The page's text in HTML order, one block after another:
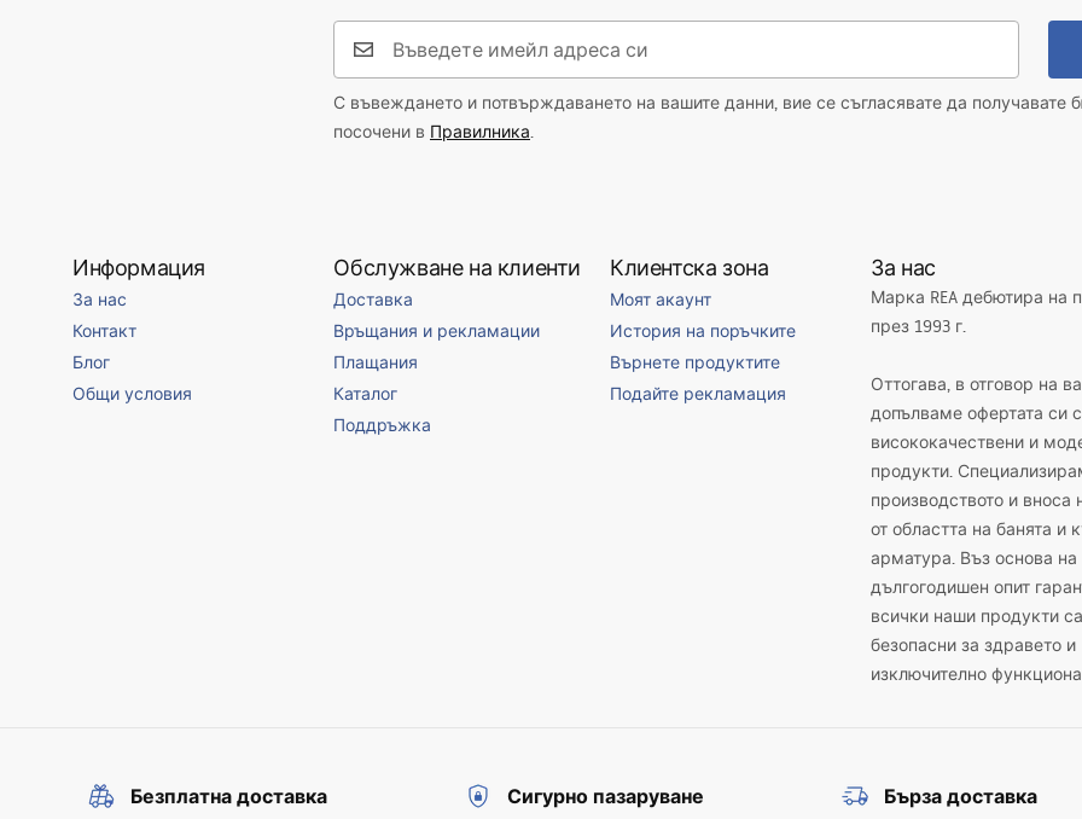
С въвеждането и потвърждаването на вашите данни, вие се съгласявате да получавате
посочени в Правилника.
Информация
За нас
Контакт
Блог
Общи условия
Обслужване на клиенти
Доставка
Връщания и рекламации
Плащания
Каталог
Поддръжка
Клиентска зона
Моят акаунт
История на поръчките
Върнете продуктите
Подайте рекламация
За нас
Марка REA дебютира на
през 1993 г.
Оттогава, в отговор на
допълваме офертата си
висококачествени и
продукти.
производството и вноса
от областта на банята и
арматура. Въз основа на
дългогодишен опит
всички наши продукти
безопасни за здравето и
изключително
Безплатна доставка Сигурно пазаруване Бърза доставка